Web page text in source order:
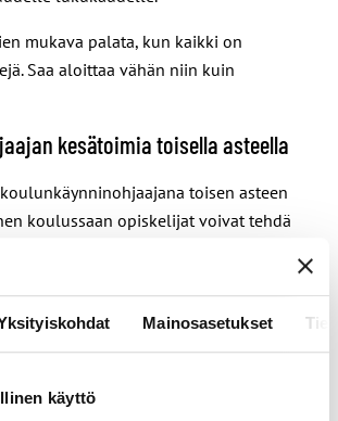
Mainosasetukset
käyttö
mukava palata, kun kaikki on
Saa aloittaa vähän niin kuin
kesätoimia toisella asteella
toisen asteen
koulussaan opiskelijat voivat tehdä
tutkinnon osien tehtäviä) ohjatusti
kesäkuussa. Näin opiskelijat saavat
syksyä ajatellen.
on heillä kiinni vain
Niiden tekeminen voi